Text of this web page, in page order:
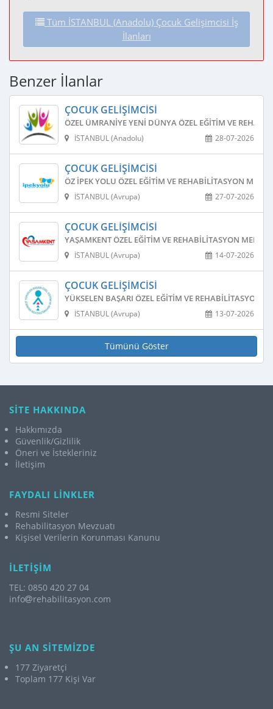
Tüm İSTANBUL (Anadolu) Çocuk Gelişimcisi İş
İlanları
Benzer İlanlar
ÇOCUK GELIŞIMCISI
ÖZEL ÜMRANIYE YENI DÜNYA ÖZEL EĞITIM VE
28-07-2026
İSTANBUL (Anadolu)
ÇOCUK GELIŞIMCISI
ÖZ İPEK YOLU ÖZEL EĞITIM VE REHABILITASYON
27-07-2026
İSTANBUL (Avrupa)
ÇOCUK GELIŞIMCISI
YAŞAMKENT ÖZEL EĞITIM VE REHABILITASYON MERKEZI
14-07-2026
İSTANBUL (Avrupa)
ÇOCUK GELIŞIMCISI
YÜKSELEN BAŞARI ÖZEL EĞITIM VE REHABILITASYON
13-07-2026
İSTANBUL (Avrupa)
Tümünü Göster
SİTE HAKKINDA
Hakkımızda
Güvenlik/Gizlilik
Öneri ve İstekleriniz
İletişim
FAYDALI LİNKLER
Resmi Siteler
Rehabilitasyon Mevzuatı
Kişisel Verilerin Korunması Kanunu
İLETİŞİM
TEL: 0850 420 27 04
info
rehabilitasyon.com
ŞU AN SİTEMİZDE
177 Ziyaretçi
Toplam 177 Kişi Var